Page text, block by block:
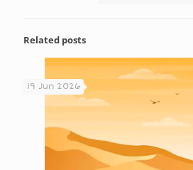
Related posts
19 Jun 2026